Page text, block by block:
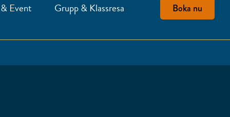
Event Grupp & Klassresa Boka nu